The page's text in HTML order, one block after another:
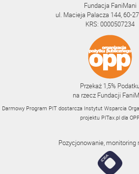
Fundacja FaniMani
ul. Macieja Palacza 144, 60-
KRS: 0000507234
Przekaż 1,5%
na rzecz Fundacji
Darmowy Program PIT dostarcza Instytut Wsparcia
projektu PITax.pl dla
Pozycjonowanie, monitoring